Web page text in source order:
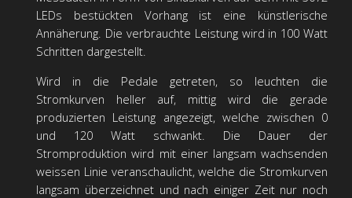
LEDs bestückten Vorhang ist eine künstlerische
Annäherung. Die verbrauchte Leistung wird in 100 Watt
Schritten dargestellt.
Wird in die Pedale getreten, so leuchten die
Stromkurven heller auf, mittig wird die gerade
produzierten Leistung angezeigt, welche zwischen 0
und 120 Watt schwankt. Die Dauer der
Stromproduktion wird mit einer langsam wachsenden
weissen Linie veranschaulicht, welche die Stromkurven
langsam überzeichnet und nach einiger Zeit nur noch